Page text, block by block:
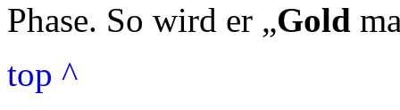
Phase. So wird er „Gold
top ^